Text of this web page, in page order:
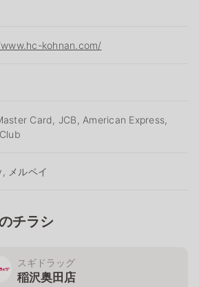
kohnan.com/
Card, JCB, American Express,
メルペイ
チラシ
スギドラッグ
稲沢奥田店